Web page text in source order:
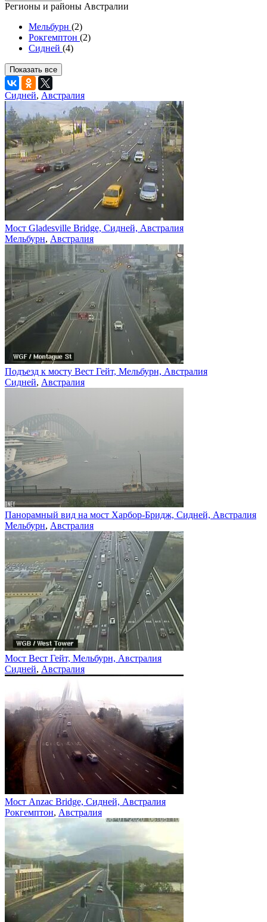
Регионы и районы Австралии
Мельбурн (2)
Рокгемптон (2)
Сидней (4)
Показать все
Сидней, Австралия
Мост Gladesville Bridge, Сидней, Австралия
Мельбурн, Австралия
Подъезд к мосту Вест Гейт, Мельбурн, Австралия
Сидней, Австралия
Панорамный вид на мост Харбор-Бридж, Сидней, Австралия
Мельбурн, Австралия
Мост Вест Гейт, Мельбурн, Австралия
Сидней, Австралия
Мост Anzac Bridge, Сидней, Австралия
Рокгемптон, Австралия